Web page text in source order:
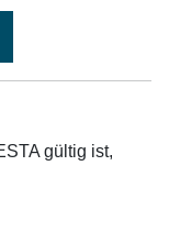
gültig ist,